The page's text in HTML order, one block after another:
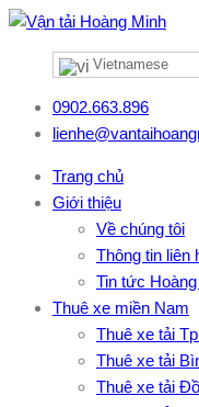
Vietnamese
0902.663.896
Trang chủ
Giới thiệu
Về chúng tôi
Thông tin liên
Tin tức
Thuê xe miền Nam
Thuê xe tải
Thuê xe tải
Thuê xe tải